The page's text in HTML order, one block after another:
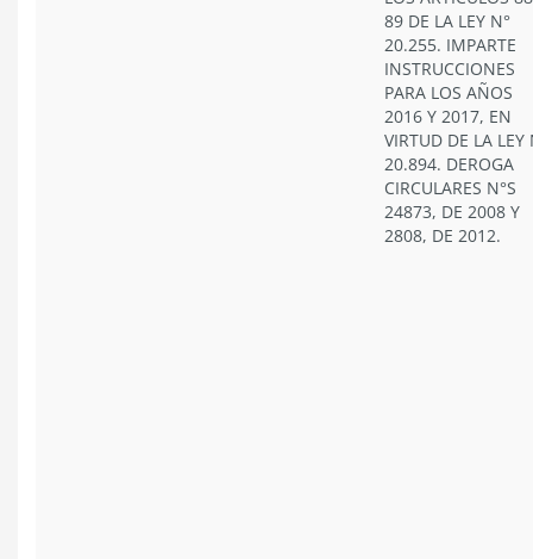
89 DE LA LEY N°
20.255. IMPARTE
INSTRUCCIONES
PARA LOS AÑOS
2016 Y 2017, EN
VIRTUD DE LA LEY
20.894. DEROGA
CIRCULARES N°S
24873, DE 2008 Y
2808, DE 2012.